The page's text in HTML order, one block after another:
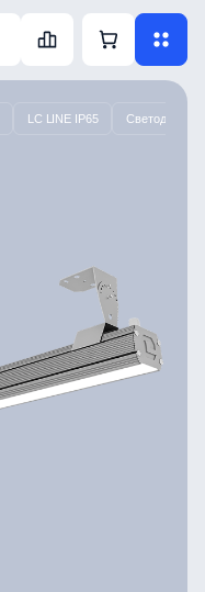
LC LINE IP65